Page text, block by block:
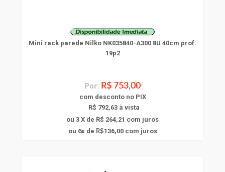
Mini rack parede Nilko NK035840-A300 8U 40cm prof.
19p2
Por: R$ 753,00
com desconto no PIX
R$ 792,63 à vista
ou 3 X de R$ 264,21 com juros
ou 6x de R$136,00com juros